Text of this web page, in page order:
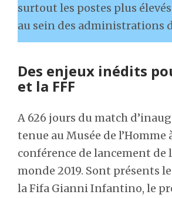
surtout les postes plus
au sein des administrations
Des enjeux inédits
et la FFF
A 626 jours du match
tenue au Musée de l’Homme
conférence de lancement de
monde 2019. Sont présents
la Fifa Gianni Infantino, le